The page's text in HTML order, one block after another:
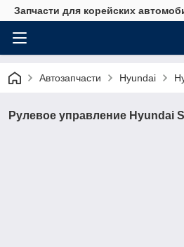
Запчасти для корейских
Автозапчасти Hyundai
Рулевое управление Hyundai